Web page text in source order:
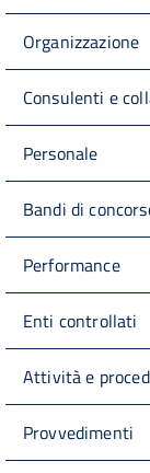
Organizzazione
Consulenti e
Personale
Bandi di
Performance
Enti controllati
Attività e
Provvedimenti